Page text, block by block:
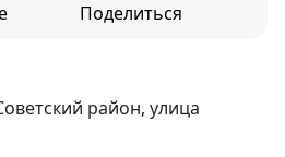
Поделиться
район, улица